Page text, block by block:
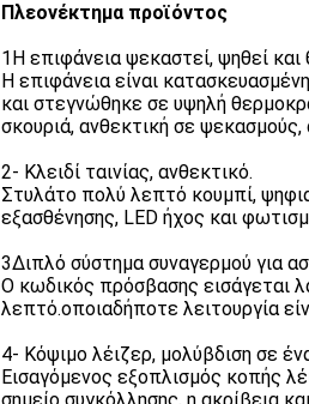
Πλεονέκτημα προϊόντος
1Η επιφάνεια ψεκαστεί, ψηθεί και
Η επιφάνεια είναι
και στεγνώθηκε σε υψηλή
σκουριά, ανθεκτική σε
2- Κλειδί ταινίας, ανθεκτικό.
Στυλάτο πολύ λεπτό κουμπί,
εξασθένησης, LED ήχος και
3Διπλό σύστημα συναγερμού για
Ο κωδικός πρόσβασης εισάγεται
λεπτό.οποιαδήποτε λειτουργία
4- Κόψιμο λέιζερ, μολύβδιση σε
Εισαγόμενος εξοπλισμός κοπής